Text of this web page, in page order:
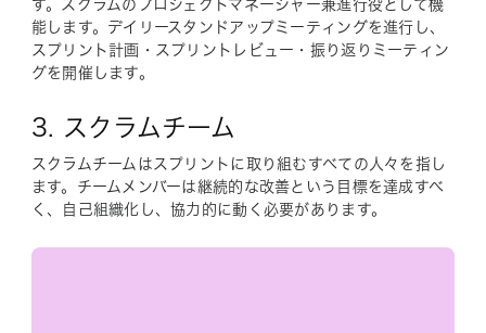
す。スクラムのプロジェクトマネージャー兼進行役として機
能します。デイリースタンドアップミーティングを進行し、
スプリント計画・スプリントレビュー・振り返りミーティン
グを開催します。
3. スクラムチーム
スクラムチームはスプリントに取り組むすべての人々を指し
ます。チームメンバーは継続的な改善という目標を達成すべ
く、自己組織化し、協力的に動く必要があります。